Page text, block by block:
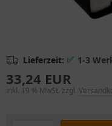
Lieferzeit: ✅ 1-3
33,24 EUR
inkl. 19 % MwSt. zzgl.